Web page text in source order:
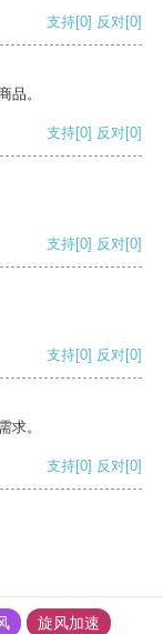
支持[0] 反对[0]
品。
支持[0] 反对[0]
支持[0] 反对[0]
支持[0] 反对[0]
求。
支持[0] 反对[0]
旋风加速